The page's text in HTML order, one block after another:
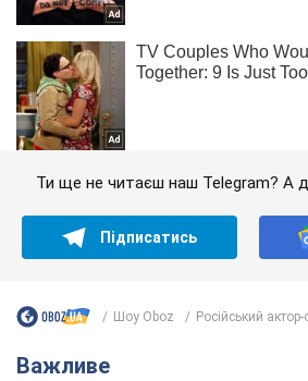
Ти ще не читаєш наш Telegram? А
Підписатись
Шоу Oboz Російський
Важливе